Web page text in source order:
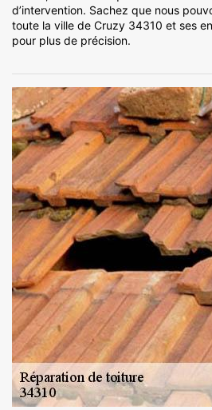
d’intervention. Sachez que nous
toute la ville de Cruzy 34310 et ses
pour plus de précision.